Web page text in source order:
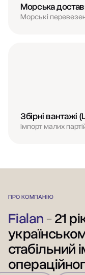
Морська
Морські
Збірні вантажі
Імпорт малих
ПРО КОМПАНІЮ
Fialan-21
стабільний